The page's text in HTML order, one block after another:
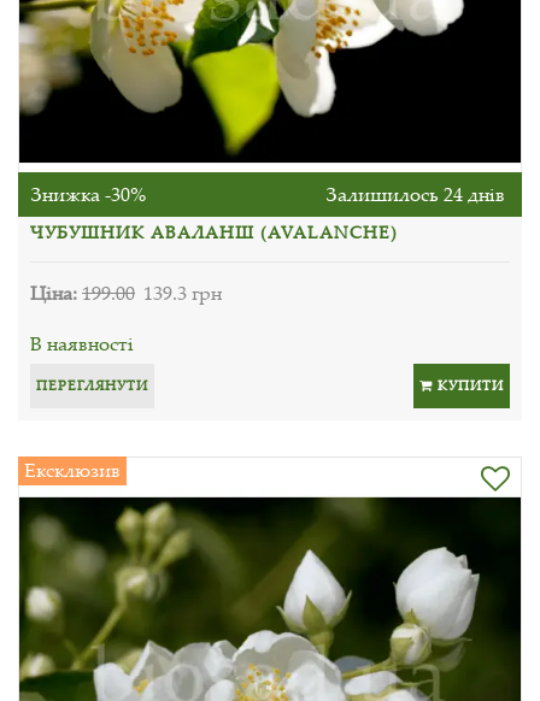
Знижка -30% Залишилось 24 днів
ЧУБУШНИК АВАЛАНШ (AVALANCHE)
Ціна:199.00 139.3 грн
В наявності
ПЕРЕГЛЯНУТИ КУПИТИ
Ексклюзив